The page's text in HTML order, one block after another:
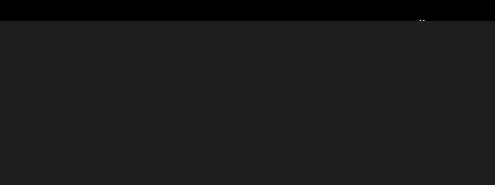
Главная Телепрограмма Сериалы
Карта сайта